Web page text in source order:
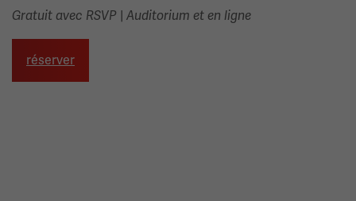
Gratuit avec RSVP | Auditorium et en ligne
réserver